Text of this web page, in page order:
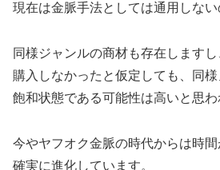
現在は金脈手法としては通用しない
同様ジャンルの商材も存在します
購入しなかったと仮定しても、同
飽和状態である可能性は高いと思わ
今やヤフオク金脈の時代からは時
確実に進化しています。